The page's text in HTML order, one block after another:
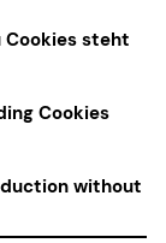
steht
Cookies
without